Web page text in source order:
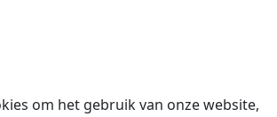
om het gebruik van onze website,